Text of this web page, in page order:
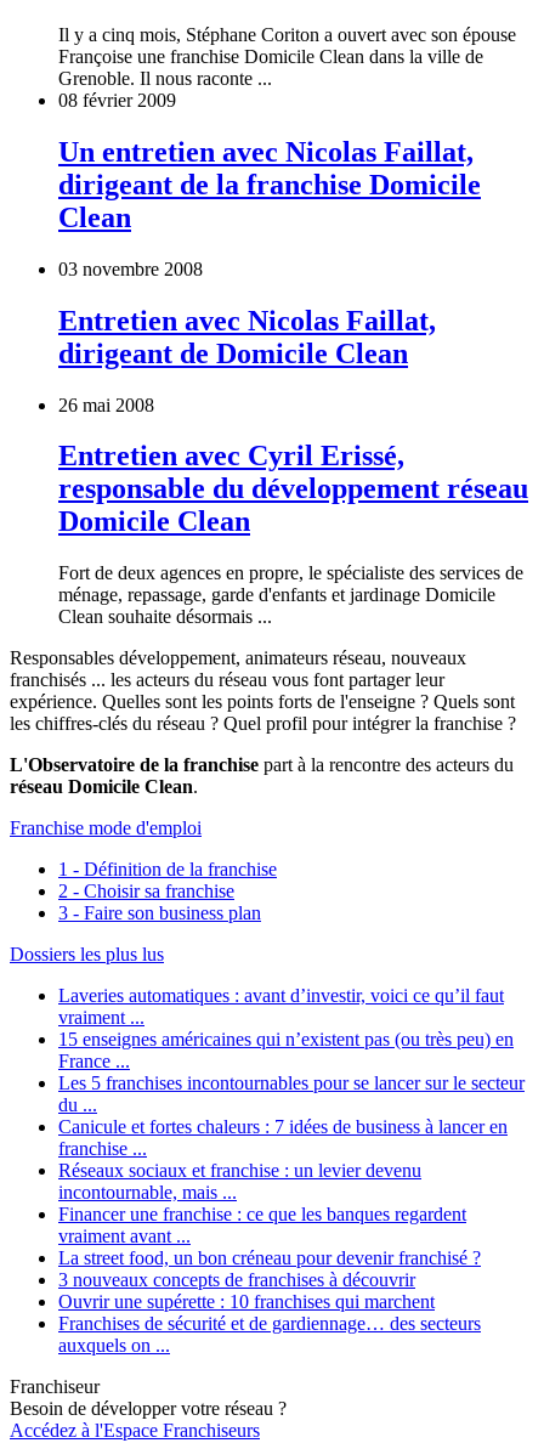
Il y a cinq mois, Stéphane Coriton a ouvert avec son épouse
Françoise une franchise Domicile Clean dans la ville de
Grenoble. Il nous raconte ...
08 février 2009
Un entretien avec Nicolas Faillat,
dirigeant de la franchise Domicile
Clean
03 novembre 2008
Entretien avec Nicolas Faillat,
dirigeant de Domicile Clean
26 mai 2008
Entretien avec Cyril Erissé,
responsable du développement réseau
Domicile Clean
Fort de deux agences en propre, le spécialiste des services de
ménage, repassage, garde d'enfants et jardinage Domicile
Clean souhaite désormais ...
Responsables développement, animateurs réseau, nouveaux
franchisés ... les acteurs du réseau vous font partager leur
expérience. Quelles sont les points forts de l'enseigne ? Quels sont
les chiffres-clés du réseau ? Quel profil pour intégrer la franchise ?
L'Observatoire de la franchise part à la rencontre des acteurs du
réseau Domicile Clean.
Franchise mode d'emploi
1 - Définition de la franchise
2 - Choisir sa franchise
3 - Faire son business plan
Dossiers les plus lus
Laveries automatiques : avant d’investir, voici ce qu’il faut
vraiment ...
15 enseignes américaines qui n’existent pas (ou très peu) en
France ...
Les 5 franchises incontournables pour se lancer sur le secteur
du ...
Canicule et fortes chaleurs : 7 idées de business à lancer en
franchise ...
Réseaux sociaux et franchise : un levier devenu
incontournable, mais ...
Financer une franchise : ce que les banques regardent
vraiment avant ...
La street food, un bon créneau pour devenir franchisé ?
3 nouveaux concepts de franchises à découvrir
Ouvrir une supérette : 10 franchises qui marchent
Franchises de sécurité et de gardiennage… des secteurs
auxquels on ...
Franchiseur
Besoin de développer votre réseau ?
Accédez à l'Espace Franchiseurs